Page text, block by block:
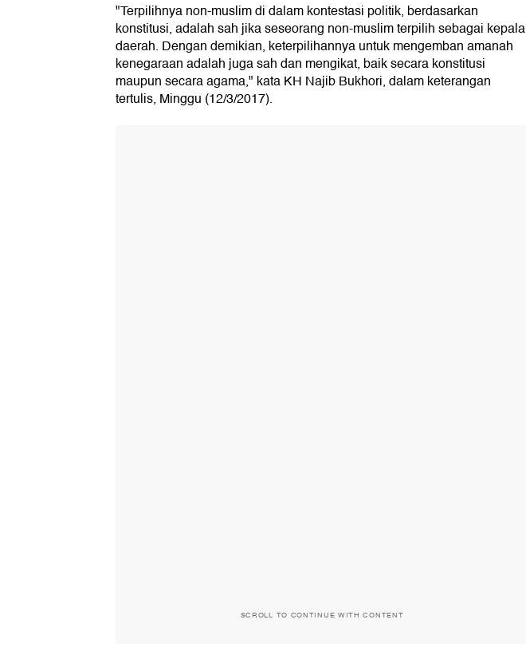
"Terpilihnya non-muslim di dalam kontestasi politik, berdasarkan
konstitusi, adalah sah jika seseorang non-muslim terpilih sebagai kepala
daerah. Dengan demikian, keterpilihannya untuk mengemban amanah
kenegaraan adalah juga sah dan mengikat, baik secara konstitusi
maupun secara agama," kata KH Najib Bukhori, dalam keterangan
tertulis, Minggu (12/3/2017).
SCROLL TO CONTINUE WITH CONTENT